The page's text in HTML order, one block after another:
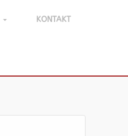
KONTAKT